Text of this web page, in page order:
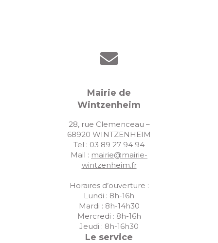
Mairie de
Wintzenheim
28, rue Clemenceau –
68920 WINTZENHEIM
Tel : 03 89 27 94 94
Mail : mairie@mairie-
wintzenheim.fr
Horaires d’ouverture :
Lundi : 8h-16h
Mardi : 8h-14h30
Mercredi : 8h-16h
Jeudi : 8h-16h30
Le service